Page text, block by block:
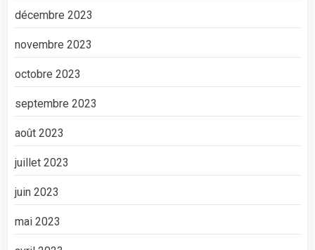
décembre 2023
novembre 2023
octobre 2023
septembre 2023
août 2023
juillet 2023
juin 2023
mai 2023